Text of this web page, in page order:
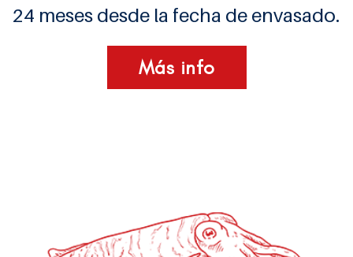
24 meses desde la fecha de envasado.
Más info